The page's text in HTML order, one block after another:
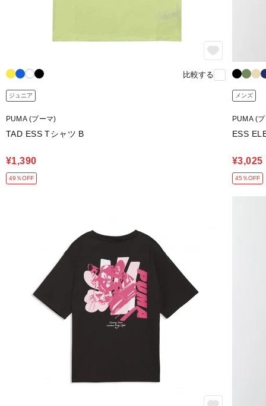
比較する
ジュニア
PUMA (プーマ)
TAD ESS Tシャツ B
¥1,390
49％OFF
メンズ
PUMA (
ESS
¥3,025
45％OFF